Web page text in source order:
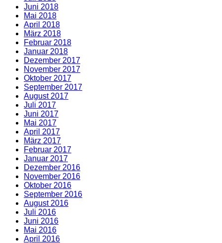
Juni 2018
Mai 2018
April 2018
März 2018
Februar 2018
Januar 2018
Dezember 2017
November 2017
Oktober 2017
September 2017
August 2017
Juli 2017
Juni 2017
Mai 2017
April 2017
März 2017
Februar 2017
Januar 2017
Dezember 2016
November 2016
Oktober 2016
September 2016
August 2016
Juli 2016
Juni 2016
Mai 2016
April 2016